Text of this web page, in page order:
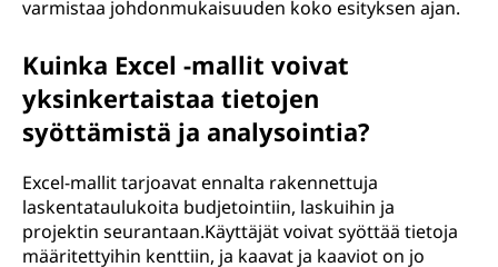
varmistaa johdonmukaisuuden koko esityksen ajan.
Kuinka Excel -mallit voivat
yksinkertaistaa tietojen
syöttämistä ja analysointia?
Excel-mallit tarjoavat ennalta rakennettuja
laskentataulukoita budjetointiin, laskuihin ja
projektin seurantaan.Käyttäjät voivat syöttää tietoja
määritettyihin kenttiin, ja kaavat ja kaaviot on jo